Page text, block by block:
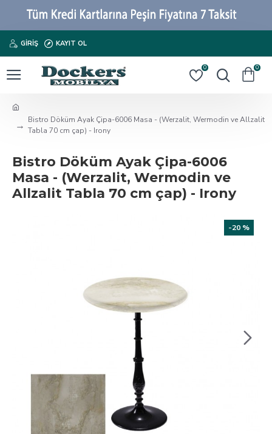
GIRIŞ KAYIT OL
0 0
Bistro Döküm Ayak Çipa-6006 Masa - (Werzalit, Wermodin ve Allzalit
Tabla 70 cm çap) - Irony
Bistro Döküm Ayak Çipa-6006
Masa - (Werzalit, Wermodin ve
Allzalit Tabla 70 cm çap) - Irony
-20 %